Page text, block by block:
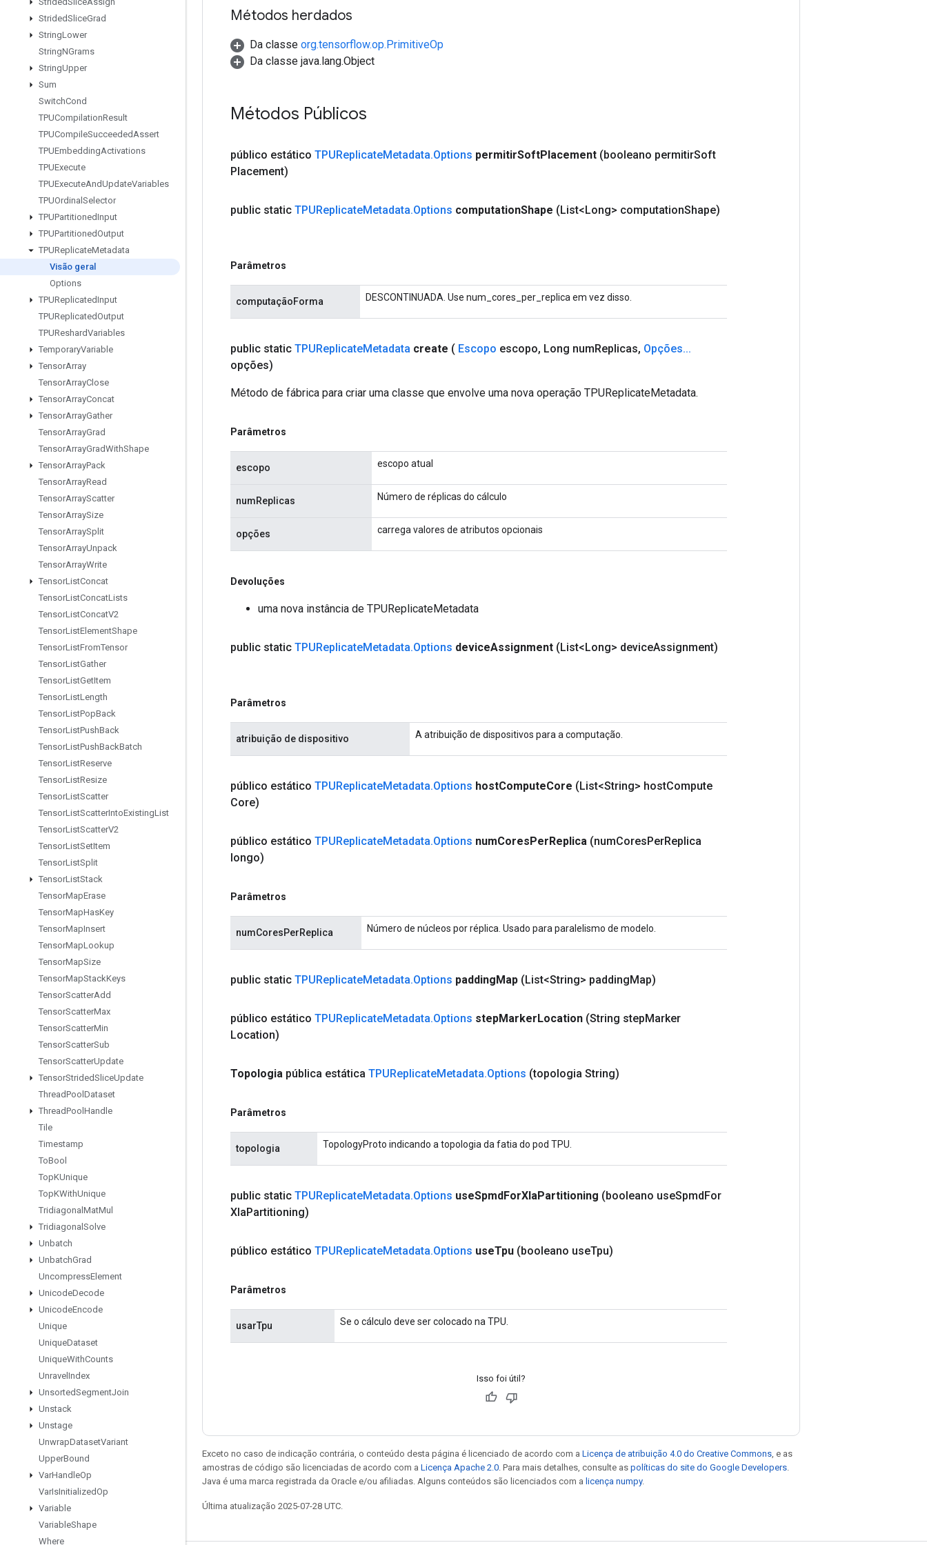
StridedSliceGrad
StringLower
StringNGrams
StringUpper
Sum
SwitchCond
TPUCompilationResult
TPUCompileSucceededAssert
TPUEmbeddingActivations
TPUExecute
TPUExecuteAndUpdateVariables
TPUOrdinal Selector
TPUPartitionedInput
TPUPartitionedOutput
TPUReplicateMetadata
Visão geral
Options
TPUReplicatedInput
TPUReplicatedOutput
TPUReshardVariables
TemporaryVariable
TensorArray
TensorArrayClose
TensorArrayConcat
TensorArrayGather
TensorArrayGrad
TensorArrayGradWithShape
TensorArrayPack
TensorArrayRead
TensorArrayScatter
TensorArraySize
TensorArraySplit
TensorArrayUnpack
TensorArrayWrite
TensorListConcat
TensorListConcatLists
TensorListConcatV2
TensorListElementShape
TensorListFromTensor
TensorListGather
TensorListGetItem
TensorListLength
TensorListPopBack
TensorListPushBack
TensorListPushBackBatch
TensorListReserve
TensorListResize
TensorListScatter
TensorListScatterIntoExistingList
TensorListScatterV2
TensorListSetItem
TensorListSplit
TensorListStack
TensorMapErase
TensorMapHasKey
TensorMapInsert
TensorMapLookup
TensorMapSize
TensorMapStackKeys
TensorScatterAdd
TensorScatterMax
TensorScatterMin
TensorScatterSub
TensorScatterUpdate
TensorStridedSliceUpdate
ThreadPool Dataset
ThreadPool Handle
Tile
Timestamp
ToBool
TopKUnique
TopKWithUnique
Tridiagonal MatMul
Tridiagonal Solve
Unbatch
UnbatchGrad
UncompressElement
UnicodeDecode
UnicodeEncode
Unique
UniqueDataset
UniqueWithCounts
Unravel Index
UnsortedSegmentJoin
Unstack
Unstage
UnwrapDatasetVariant
UpperBound
VarHandleOp
VarIsInitializedOp
Variable
VariableShape
Where
Métodos herdados
Da classe org.tensorflow.op.PrimitiveOp
Da classe java.lang.Object
Métodos Públicos
público estático TPUReplicateMetadata.Options permitirSoftPlacement (booleano permitirSoft
Placement)
public static TPUReplicateMetadata.Options computationShape (List<Long> computationShape)
Parâmetros
computaçãoForma DESCONTINUADA. Use num_cores_per_replica em vez disso.
public static TPUReplicateMetadata create ( Escopo escopo, Long numReplicas, Opções...
opções)
Método de fábrica para criar uma classe que envolve uma nova operação TPUReplicateMetadata.
Parâmetros
escopo escopo atual
numReplicas Número de réplicas do cálculo
opções carrega valores de atributos opcionais
Devoluções
uma nova instância de TPUReplicateMetadata
public static TPUReplicateMetadata.Options deviceAssignment (List<Long> deviceAssignment)
Parâmetros
atribuição de dispositivo A atribuição de dispositivos para a computação.
público estático TPUReplicateMetadata.Options hostComputeCore (List<String> hostCompute
Core)
público estático TPUReplicateMetadata.Options numCoresPerReplica (numCoresPerReplica
longo)
Parâmetros
numCoresPerReplica Número de núcleos por réplica. Usado para paralelismo de modelo.
public static TPUReplicateMetadata.Options paddingMap (List<String> paddingMap)
público estático TPUReplicateMetadata.Options stepMarkerLocation (String stepMarker
Location)
Topologia pública estática TPUReplicateMetadata.Options (topologia String)
Parâmetros
topologia TopologyProto indicando a topologia da fatia do pod TPU.
public static TPUReplicateMetadata.Options useSpmdForXlaPartitioning (booleano useSpmdFor
XlaPartitioning)
público estático TPUReplicateMetadata.Options useTpu (booleano useTpu)
Parâmetros
usarTpu Se o cálculo deve ser colocado na TPU.
Isso foi útil?
Exceto no caso de indicação contrária, o conteúdo desta página é licenciado de acordo com a Licença de atribuição 4.0 do Creative Commons , e as
amostras de código são licenciadas de acordo com a Licença Apache 2.0 . Para mais detalhes, consulte as políticas do site do Google Developers
Java é uma marca registrada da Oracle e/ou afiliadas. Alguns conteúdos são licenciados com a licença numpy.
Última atualização 2025-07-28 UTC.